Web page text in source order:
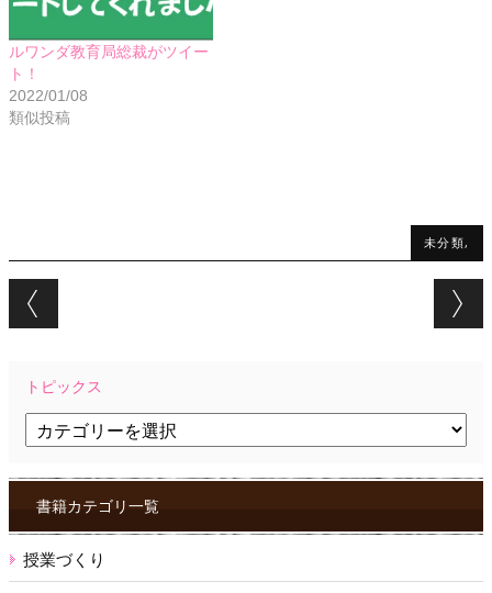
ルワンダ教育局総裁がツイー
ト！
2022/01/08
類似投稿
未分類,
Post navigation
トピックス
ク
ス書籍カテゴリ一覧
授業づくり